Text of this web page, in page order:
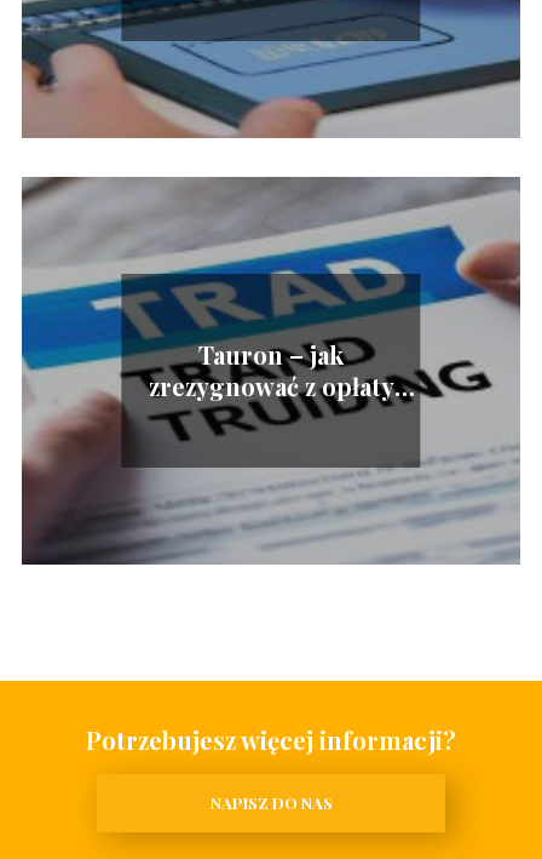
Tauron – jak
zrezygnować z opłaty
handlowej?
Potrzebujesz więcej informacji?
NAPISZ DO NAS